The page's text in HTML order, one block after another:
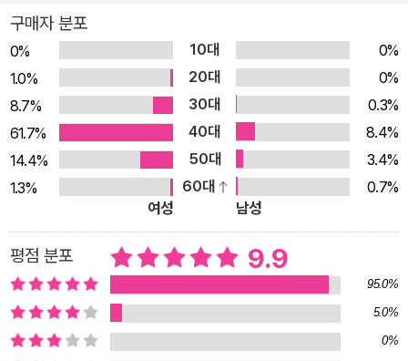
겨 주는 집이 안전하다는 사실을 몰랐던 것은 아니다. 오히려 경
험해 보았기에 그 편안함을 누구보다 잘 알고 있었다. 그러나 달
은 끝끝내 울타리를, 자신의 두려움을 뛰어넘어 자유와 책임이 공
존하는 야생으로 달려 나간다. “우리 둘이 힘을 합치면 훌륭한 사
냥꾼이 될 거야. 아주 멋진 떠돌이가 될 거라고.“ 삶과 죽음이 맞
닿아 있는 야생의 삶 낯설고 고독한 여정에 길잡이가 되어 주는
우정 “《들개왕》은 들개들의 힘찬 움직임이 생생히 그려지는 스
케일이 있는 서사다. 개가 등장하는 동화는 많지만, 이 작품에는
요즘 찾아보기 힘든 야생의 감각이 있다. 서로 오묘하게 보완적인
달과 빛의 캐릭터가 인상적이다.”_김지은(아동문학평론가) 자유
를 동경하지만 두려움에 섣불리 나서지 못하던 달 앞에 검정고양
이 ‘빛’이 나타난다. 개장수에게 잡혀가 꼼짝없이 죽을 처지에 놓
인 달을 빛이 도우며, 둘은 본격적으로 함께하게 된다. 서로 종은
구매자 분포
0% 10대
0%
1.0%
20대
0%
8.7%
30대
0.3%
61.7%
40대
8.4%
14.4%
50대
3.4%
1.3%
60대
0.7%
여성
남성
평점 분포 9.9
95.0%
5.0%
0%